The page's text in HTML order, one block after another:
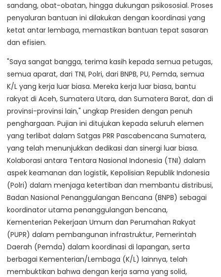
sandang, obat-obatan, hingga dukungan psikososial. Proses
penyaluran bantuan ini dilakukan dengan koordinasi yang
ketat antar lembaga, memastikan bantuan tepat sasaran
dan efisien.
"Saya sangat bangga, terima kasih kepada semua petugas,
semua aparat, dari TNI, Polri, dari BNPB, PU, Pemda, semua
K/L yang kerja luar biasa. Mereka kerja luar biasa, bantu
rakyat di Aceh, Sumatera Utara, dan Sumatera Barat, dan di
provinsi-provinsi lain," ungkap Presiden dengan penuh
penghargaan. Pujian ini ditujukan kepada seluruh elemen
yang terlibat dalam Satgas PRR Pascabencana Sumatera,
yang telah menunjukkan dedikasi dan sinergi luar biasa.
Kolaborasi antara Tentara Nasional Indonesia (TNI) dalam
aspek keamanan dan logistik, Kepolisian Republik Indonesia
(Polri) dalam menjaga ketertiban dan membantu distribusi,
Badan Nasional Penanggulangan Bencana (BNPB) sebagai
koordinator utama penanggulangan bencana,
Kementerian Pekerjaan Umum dan Perumahan Rakyat
(PUPR) dalam pembangunan infrastruktur, Pemerintah
Daerah (Pemda) dalam koordinasi di lapangan, serta
berbagai Kementerian/Lembaga (K/L) lainnya, telah
membuktikan bahwa dengan kerja sama yang solid,